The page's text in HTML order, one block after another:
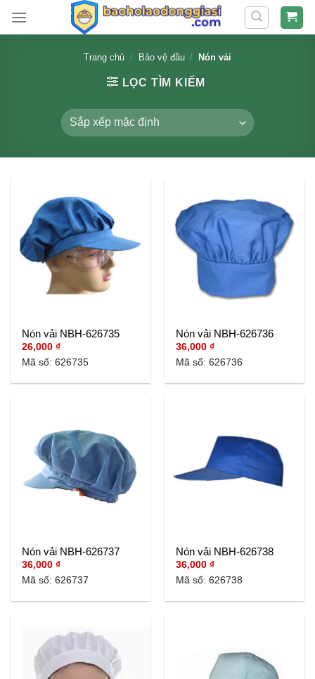
Trang chủ / Bảo vệ đầu / Nón vải
LỌC TÌM KIẾM
Nón vải NBH-626735
26,000₫
Mã số: 626735
Nón vải NBH-626736
36,000₫
Mã số: 626736
Nón vải NBH-626737
36,000₫
Mã số: 626737
Nón vải NBH-626738
36,000₫
Mã số: 626738